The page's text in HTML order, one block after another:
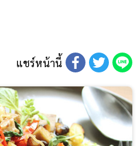
แชร์หน้านี้